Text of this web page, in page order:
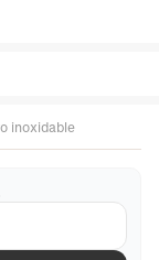
inoxidable